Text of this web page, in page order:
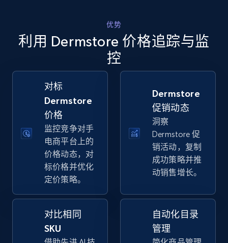
Walmart - products - Collects products by
specific keywords
URL, Final price, Sku, Currency, Gtin,
立即开始
Walmart - products - Discover products by
using sku numbers
URL, Final price, Sku, Currency, Gtin,
Specifications, Image urls, Top reviews, and
立即开始
优势
利用 Dermstore 价格追踪与监
控
对标
Dermstore
价格
监控竞争对手
电商平台上的
价格动态，对
标价格并优化
定价策略。
Dermstore
促销动态
洞察
Dermstore 促
销活动，复制
成功策略并推
动销售增长。
对比相同
SKU
自动化目录
管理